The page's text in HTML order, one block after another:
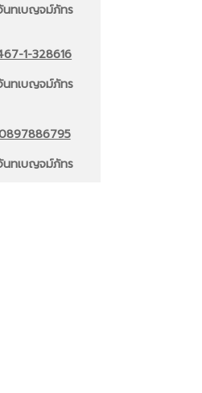
นทเบญจม์ภัทร
1-328616
นทเบญจม์ภัทร
นทเบญจม์ภัทร